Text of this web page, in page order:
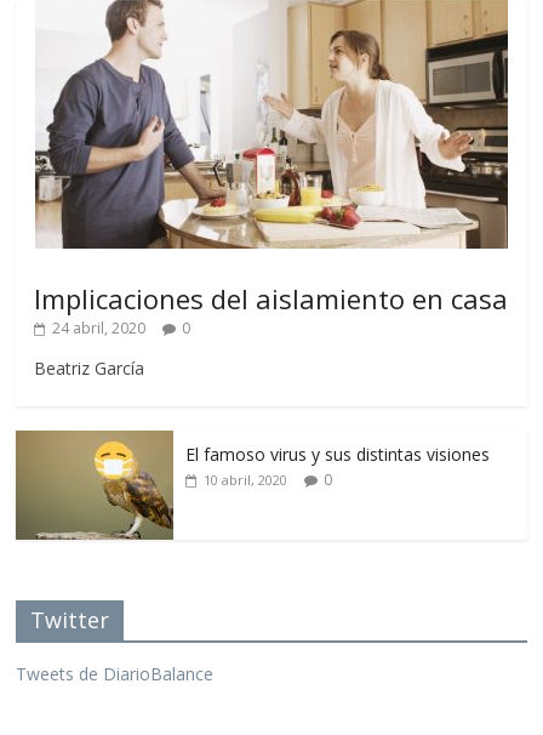
Implicaciones del aislamiento en casa
24 abril, 2020 0
Beatriz García
El famoso virus y sus distintas visiones
10 abril, 2020 0
Twitter
Tweets de DiarioBalance